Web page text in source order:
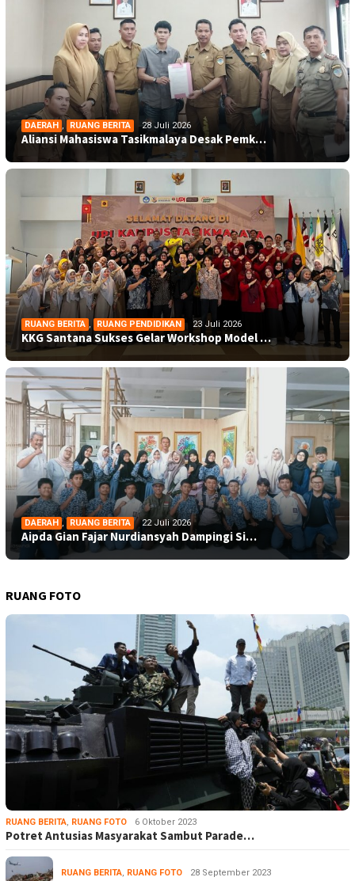
DAERAH , RUANG BERITA 28 Juli 2026
Aliansi Mahasiswa Tasikmalaya Desak Pemk…
RUANG BERITA , RUANG PENDIDIKAN 23 Juli 2026
KKG Santana Sukses Gelar Workshop Model …
DAERAH , RUANG BERITA 22 Juli 2026
Aipda Gian Fajar Nurdiansyah Dampingi Si…
RUANG FOTO
RUANG BERITA, RUANG FOTO 6 Oktober 2023
Potret Antusias Masyarakat Sambut Parade…
RUANG BERITA, RUANG FOTO 28 September 2023